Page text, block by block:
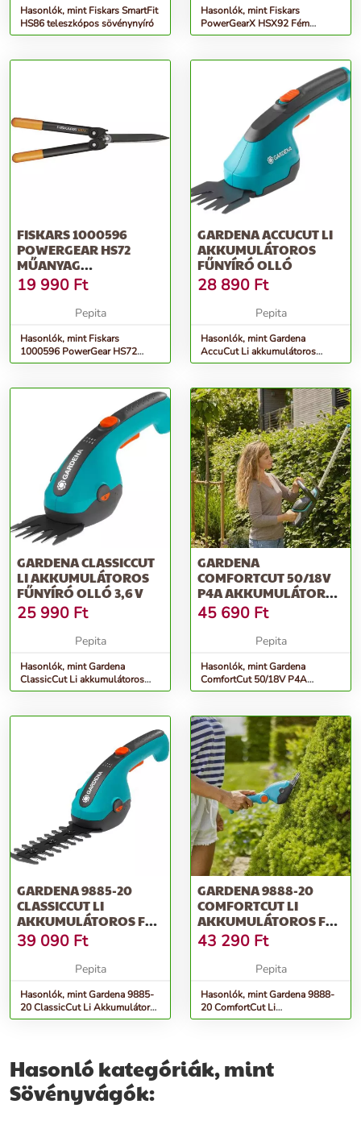
Hasonlók, mint Fiskars SmartFit
HS86 teleszkópos sövénynyíró
Hasonlók, mint Fiskars
PowerGearX HSX92 Fém
Fogaskerekes Sövénynyíró
FISKARS 1000596
POWERGEAR HS72
MŰANYAG
FOGASKEREKES
SÖVÉNYNYÍRÓ
19 990 Ft
Pepita
Hasonlók, mint Fiskars
1000596 PowerGear HS72
Műanyag fogaskerekes
GARDENA ACCUCUT LI
AKKUMULÁTOROS
FŰNYÍRÓ OLLÓ
28 890 Ft
Pepita
Hasonlók, mint Gardena
AccuCut Li akkumulátoros
Fűnyíró olló
GARDENA CLASSICCUT
LI AKKUMULÁTOROS
FŰNYÍRÓ OLLÓ 3,6 V
25 990 Ft
Pepita
Hasonlók, mint Gardena
ClassicCut Li akkumulátoros
Fűnyíró olló 3,6 V
GARDENA
COMFORTCUT 50/18V
P4A AKKUMULÁTOROS
SÖVÉNYVÁGÓ (AKKU
ÉS T...
45 690 Ft
Pepita
Hasonlók, mint Gardena
ComfortCut 50/18V P4A
Akkumulátoros sövényvágó
GARDENA 9885-20
CLASSICCUT LI
AKKUMULÁTOROS FŰ-
ÉS SÖVÉNYVÁGÓ
39 090 Ft
Pepita
Hasonlók, mint Gardena 9885-
20 ClassicCut Li Akkumulátoros
fű- és sövényvágó
GARDENA 9888-20
COMFORTCUT LI
AKKUMULÁTOROS FŰ-
ÉS SÖVÉNYVÁGÓ
43 290 Ft
Pepita
Hasonlók, mint Gardena 9888-
20 ComfortCut Li
Akkumulátoros fű- és
Hasonló kategóriák, mint
Sövényvágók: